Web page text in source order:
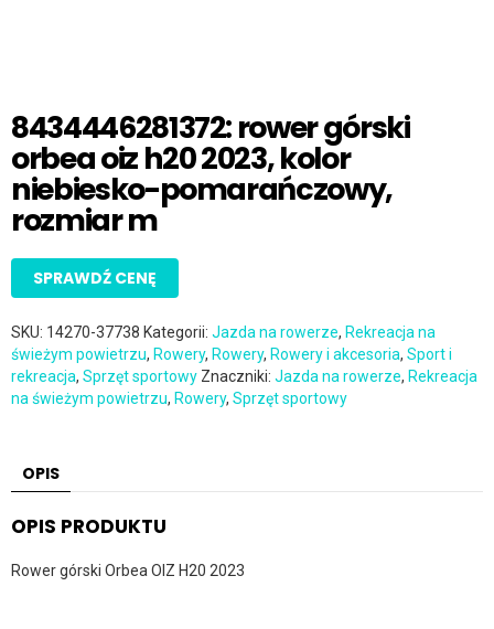
8434446281372: rower górski
orbea oiz h20 2023, kolor
niebiesko-pomarańczowy,
rozmiar m
SPRAWDŹ CENĘ
SKU: 14270-37738 Kategorii: Jazda na rowerze, Rekreacja na
świeżym powietrzu, Rowery, Rowery, Rowery i akcesoria, Sport i
rekreacja, Sprzęt sportowy Znaczniki: Jazda na rowerze, Rekreacja
na świeżym powietrzu, Rowery, Sprzęt sportowy
OPIS
OPIS PRODUKTU
Rower górski Orbea OIZ H20 2023